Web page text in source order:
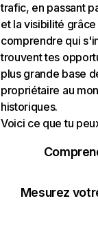
trafic, en passant
et la visibilité
comprendre qui
trouvent tes
plus grande base
propriétaire au
historiques.
Voici ce que tu
Mesurez